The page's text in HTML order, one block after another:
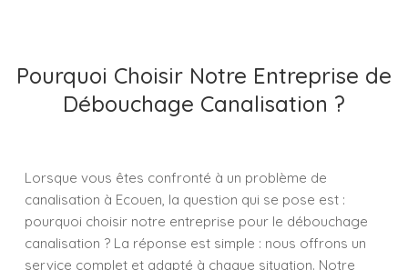
Pourquoi Choisir Notre Entreprise de
Débouchage Canalisation ?
Lorsque vous êtes confronté à un problème de
canalisation à Ecouen, la question qui se pose est :
pourquoi choisir notre entreprise pour le débouchage
canalisation ? La réponse est simple : nous offrons un
service complet et adapté à chaque situation. Notre